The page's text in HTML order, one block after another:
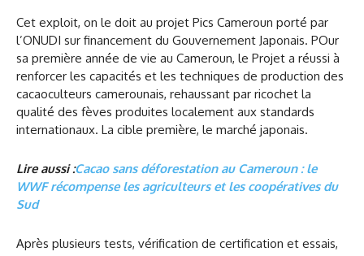
Cet exploit, on le doit au projet Pics Cameroun porté par
l’ONUDI sur financement du Gouvernement Japonais. POur
sa première année de vie au Cameroun, le Projet a réussi à
renforcer les capacités et les techniques de production des
cacaoculteurs camerounais, rehaussant par ricochet la
qualité des fèves produites localement aux standards
internationaux. La cible première, le marché japonais.
Lire aussi :Cacao sans déforestation au Cameroun : le
WWF récompense les agriculteurs et les coopératives du
Sud
Après plusieurs tests, vérification de certification et essais,